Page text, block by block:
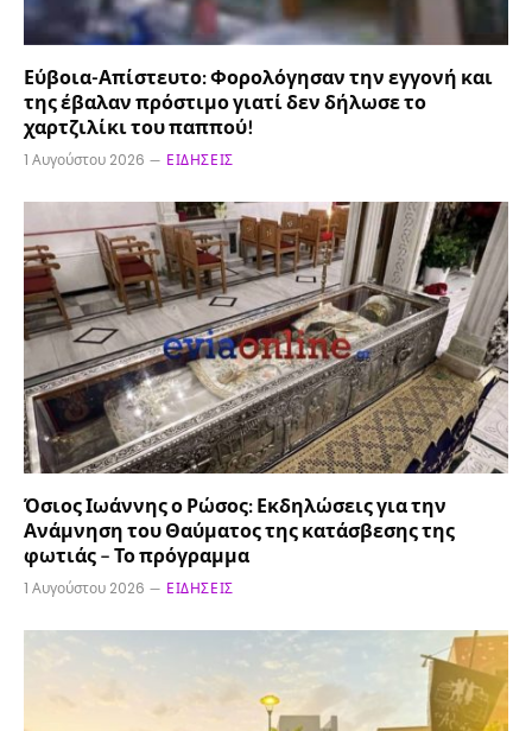
Εύβοια-Απίστευτο: Φορολόγησαν την εγγονή και
της έβαλαν πρόστιμο γιατί δεν δήλωσε το
χαρτζιλίκι του παππού!
1 Αυγούστου 2026 ΕΙΔΉΣΕΙΣ
Όσιος Ιωάννης ο Ρώσος: Εκδηλώσεις για την
Ανάμνηση του Θαύματος της κατάσβεσης της
φωτιάς – Το πρόγραμμα
1 Αυγούστου 2026 ΕΙΔΉΣΕΙΣ